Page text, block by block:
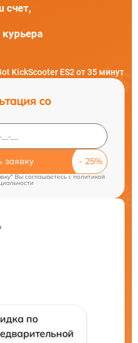
счет,
KickScooter ES2 от 35 минут
со
заявку
Вы соглашаетесь c политикой
по